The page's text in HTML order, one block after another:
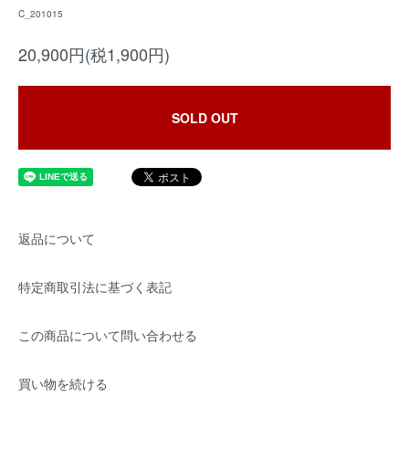
C_201015
20,900円(税1,900円)
SOLD OUT
返品について
特定商取引法に基づく表記
この商品について問い合わせる
買い物を続ける